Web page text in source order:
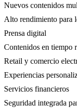
Nuevos contenidos
Alto rendimiento para
Prensa digital
Contenidos en tiempo
Retail y comercio
Experiencias
Servicios financieros
Seguridad integrada